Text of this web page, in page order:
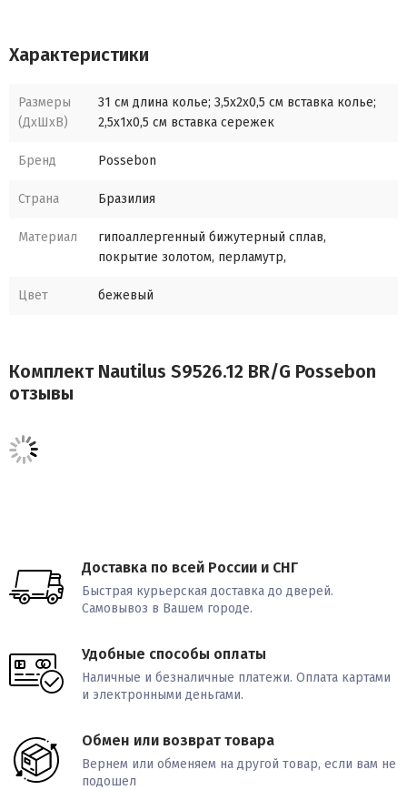
Характеристики
Размеры
(ДхШхВ)
31 см длина колье; 3,5x2x0,5 см вставка колье;
2,5x1x0,5 см вставка сережек
Бренд Possebon
Страна Бразилия
Материал
гипоаллергенный бижутерный сплав,
покрытие золотом, перламутр,
Цвет бежевый
Комплект Nautilus S9526.12 BR/G Possebon
отзывы
Доставка по всей России и СНГ
Быстрая курьерская доставка до дверей.
Самовывоз в Вашем городе.
Удобные способы оплаты
Наличные и безналичные платежи. Оплата картами
и электронными деньгами.
Обмен или возврат товара
Вернем или обменяем на другой товар, если вам не
подошел